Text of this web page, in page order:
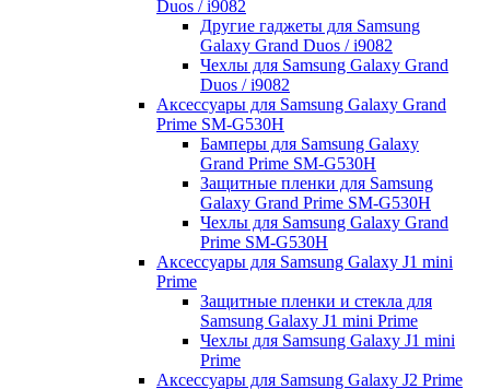
Duos / i9082
Другие гаджеты для Samsung
Galaxy Grand Duos / i9082
Чехлы для Samsung Galaxy Grand
Duos / i9082
Аксессуары для Samsung Galaxy Grand
Prime SM-G530H
Бамперы для Samsung Galaxy
Grand Prime SM-G530H
Защитные пленки для Samsung
Galaxy Grand Prime SM-G530H
Чехлы для Samsung Galaxy Grand
Prime SM-G530H
Аксессуары для Samsung Galaxy J1 mini
Prime
Защитные пленки и стекла для
Samsung Galaxy J1 mini Prime
Чехлы для Samsung Galaxy J1 mini
Prime
Аксессуары для Samsung Galaxy J2 Prime